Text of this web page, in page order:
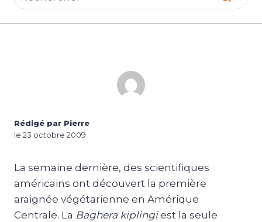
Rédigé par Pierre
le 23 octobre 2009
La semaine dernière, des scientifiques
américains ont découvert la première
araignée végétarienne en Amérique
Centrale. La Baghera kiplingiest la seule